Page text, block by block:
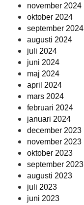
november 2024
oktober 2024
september 2024
augusti 2024
juli 2024
juni 2024
maj 2024
april 2024
mars 2024
februari 2024
januari 2024
december 2023
november 2023
oktober 2023
september 2023
augusti 2023
juli 2023
juni 2023